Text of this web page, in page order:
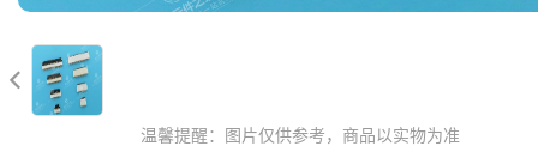

温馨提醒：图片仅供参考，商品以实物为准